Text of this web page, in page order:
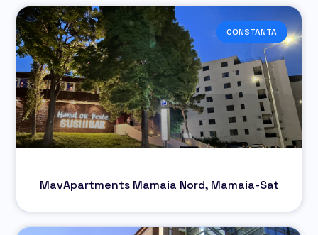
CONSTANTA
MavApartments Mamaia Nord, Mamaia-Sat